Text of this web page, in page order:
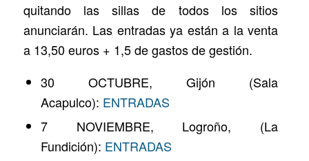
quitando las sillas de todos los sitios
anunciarán. Las entradas ya están a la venta
a 13,50 euros + 1,5 de gastos de gestión.
30 OCTUBRE, Gijón (Sala
Acapulco): ENTRADAS
7 NOVIEMBRE, Logroño, (La
Fundición): ENTRADAS